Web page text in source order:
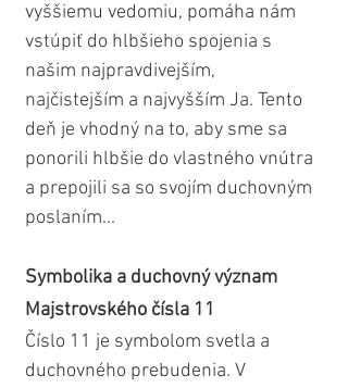
vyššiemu vedomiu, pomáha nám
vstúpiť do hlbšieho spojenia s
našim najpravdivejším,
najčistejším a najvyšším Ja. Tento
deň je vhodný na to, aby sme sa
ponorili hlbšie do vlastného vnútra
a prepojili sa so svojím duchovným
poslaním...
Symbolika a duchovný význam
Majstrovského čísla 11
Číslo 11 je symbolom svetla a
duchovného prebudenia. V